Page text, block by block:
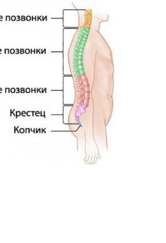
Тянущая боль
Сильные боли
Хронические боли